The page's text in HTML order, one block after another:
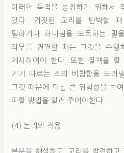
이러한 목적을 성취하기 위해서
있다. 거짓된 교리를 반박할
말하거나 하나님을 모독하는 말
의무를 권면할 때는 그것을 수행
제시하여야 한다. 또한 질책을
거기 따르는 죄의 비참함을 드러
그것 때문에 닥칠 큰 위험성을 보
피할 방법을 알려 주어야한다.
(4) 논리의 적용
본문을 해석하고, 교리를 발견하고